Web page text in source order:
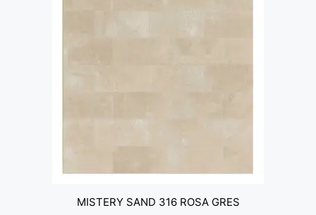
MISTERY SAND 316 ROSA GRES